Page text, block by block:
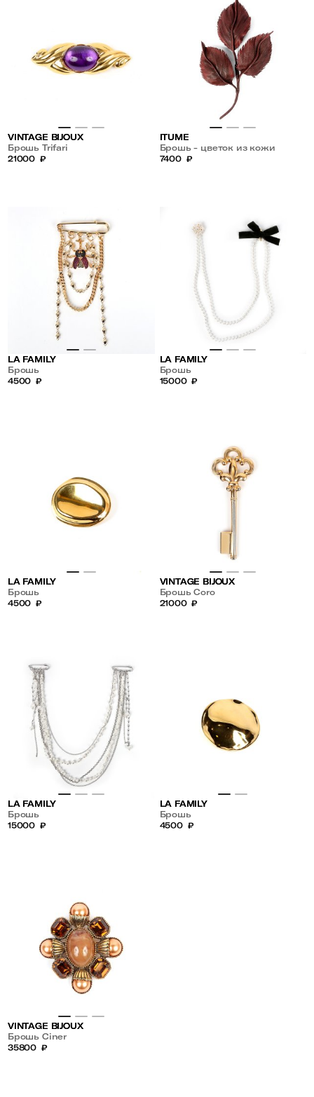
VINTAGE BIJOUX
Брошь Trifari
21000 ₽
ITUME
Брошь - цветок из кожи
7400 ₽
LA FAMILY
Брошь
4500 ₽
LA FAMILY
Брошь
15000 ₽
LA FAMILY
Брошь
4500 ₽
VINTAGE BIJOUX
Брошь Coro
21000 ₽
LA FAMILY
Брошь
15000 ₽
LA FAMILY
Брошь
4500 ₽
VINTAGE BIJOUX
Брошь Ciner
35800 ₽